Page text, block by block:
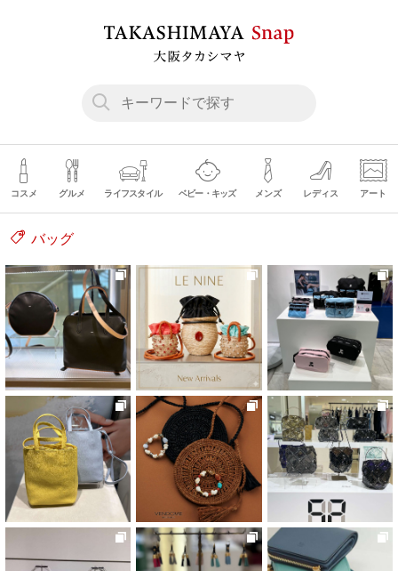
コスメ グルメ ライフスタイル ベビー・キッズ メンズ レディス アート
バッグ